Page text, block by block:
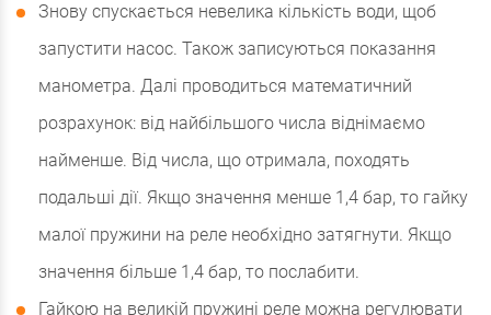
Знову спускається невелика кількість води, щоб
запустити насос. Також записуються показання
манометра. Далі проводиться математичний
розрахунок: від найбільшого числа віднімаємо
найменше. Від числа, що отримала, походять
подальші дії. Якщо значення менше 1,4 бар, то гайку
малої пружини на реле необхідно затягнути. Якщо
значення більше 1,4 бар, то послабити.
Гайкою на великій пружині реле можна регулювати